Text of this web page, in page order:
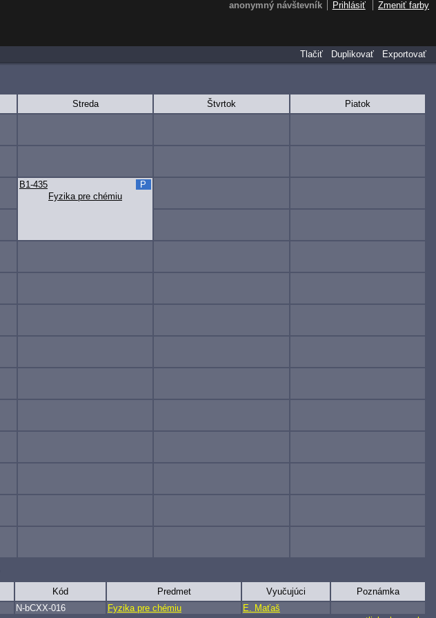
Streda Štvrtok
Piatok
Fyzika pre chémiu
B1-435 P
Kód Predmet Vyučujúci
Poznámka
N-bCXX-016 Fyzika pre chémiu
E. Maťaš
Tlačiť
Duplikovať Exportovať
anonymný návštevník Prihlásiť Zmeniť farby